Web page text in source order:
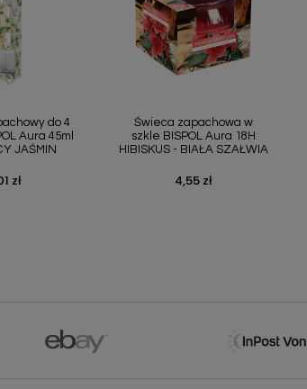
do 4
Aura 45ml
JAŚMIN
zł
Świeca zapachowa w
szkle BISPOL Aura 18H
HIBISKUS - BIAŁA SZAŁWIA
Cena
4,55 zł